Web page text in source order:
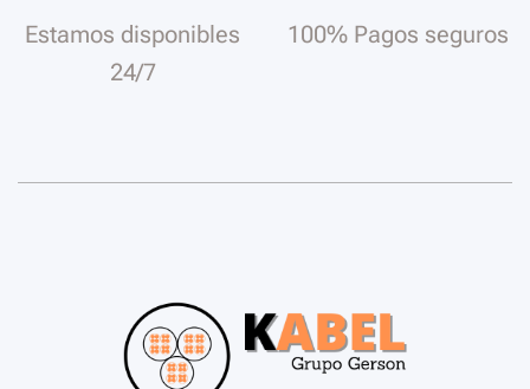
Estamos disponibles
24/7
100% Pagos seguros